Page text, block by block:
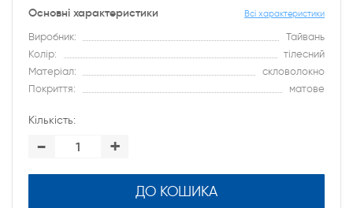
Основні характеристики Всі характеристики
Виробник:
Тайвань
Колір:
тілесний
Матеріал:
скловолокно
Покриття:
матове
Кількість:
- +
ДО КОШИКА